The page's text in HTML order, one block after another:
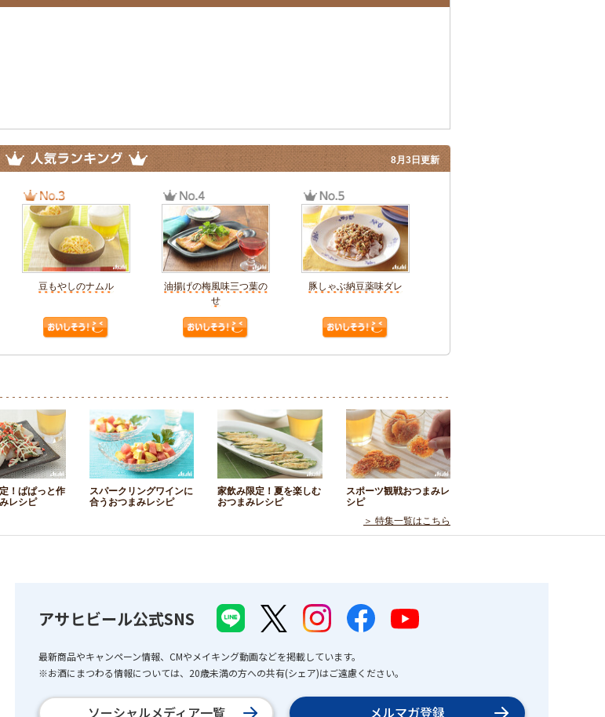
豆もやしのナムル
油揚げの梅風味三つ葉の
せ
豚しゃぶ納豆薬味ダレ
8月3日更新
！ぱぱっと作
レシピ
スパークリングワインに
合うおつまみレシピ
家飲み限定！夏を楽しむ
おつまみレシピ
スポーツ観戦おつまみレ
シピ
＞ 特集一覧はこちら
アサヒビール公式SNS
最新商品やキャンペーン情報、CMやメイキング動画などを掲載しています。
※お酒にまつわる情報については、20歳未満の方への共有(シェア)はご遠慮ください。
ソーシャルメディア一覧 メルマガ登録